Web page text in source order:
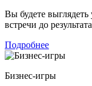
Вы будете
встречи до
Подробнее
Бизнес-игры